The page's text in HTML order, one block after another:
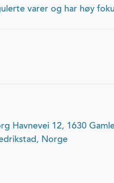
varer og har høy
Norge